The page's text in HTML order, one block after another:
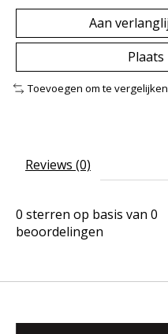
Aan
Toevoegen om te vergelijken
Reviews (0)
0 sterren op basis van 0
beoordelingen